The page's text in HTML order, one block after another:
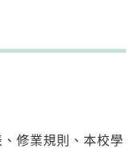
修業規則、本校學